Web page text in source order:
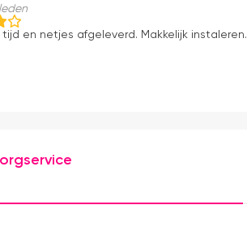
tijd en netjes afgeleverd. Makkelijk instaleren.